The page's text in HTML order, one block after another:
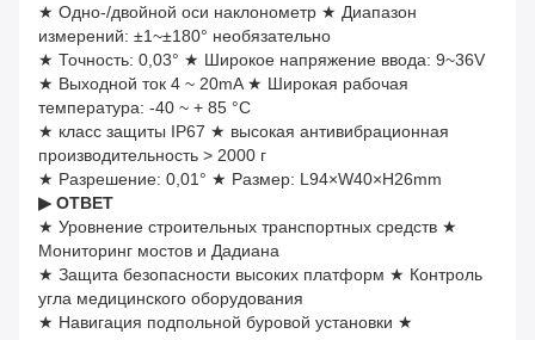
★ Одно-/двойной оси наклонометр ★ Диапазон
измерений: ±1~±180° необязательно
★ Точность: 0,03° ★ Широкое напряжение ввода: 9~36V
★ Выходной ток 4 ~ 20mA ★ Широкая рабочая
температура: -40 ~ + 85 °C
★ класс защиты IP67 ★ высокая антивибрационная
производительность > 2000 г
★ Разрешение: 0,01° ★ Размер: L94×W40×H26mm
▶ ОТВЕТ
★ Уровнение строительных транспортных средств ★
Мониторинг мостов и Дадиана
★ Защита безопасности высоких платформ ★ Контроль
угла медицинского оборудования
★ Навигация подпольной буровой установки ★